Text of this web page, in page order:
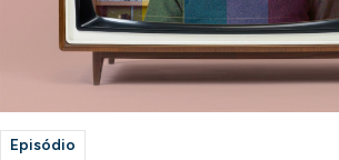
Episódio